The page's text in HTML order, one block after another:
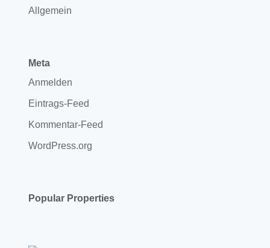
Allgemein
Meta
Anmelden
Eintrags-Feed
Kommentar-Feed
WordPress.org
Popular Properties